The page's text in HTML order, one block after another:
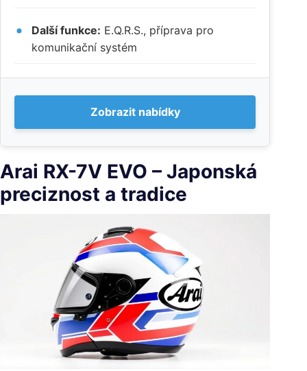
Další funkce: E.Q.R.S., příprava pro
komunikační systém
Zobrazit nabídky
Arai RX-7V EVO – Japonská
preciznost a tradice